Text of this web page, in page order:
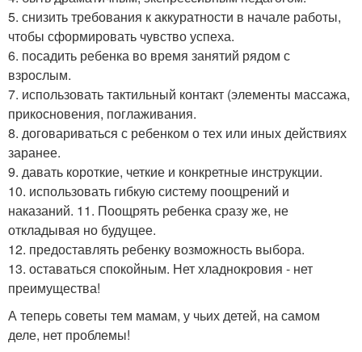
5. снизить требования к аккуратности в начале работы,
чтобы сформировать чувство успеха.
6. посадить ребенка во время занятий рядом с
взрослым.
7. использовать тактильный контакт (элементы массажа,
прикосновения, поглаживания.
8. договариваться с ребенком о тех или иных действиях
заранее.
9. давать короткие, четкие и конкретные инструкции.
10. использовать гибкую систему поощрений и
наказаний. 11. Поощрять ребенка сразу же, не
откладывая но будущее.
12. предоставлять ребенку возможность выбора.
13. оставаться спокойным. Нет хладнокровия - нет
преимущества!
А теперь советы тем мамам, у чьих детей, на самом
деле, нет проблемы!